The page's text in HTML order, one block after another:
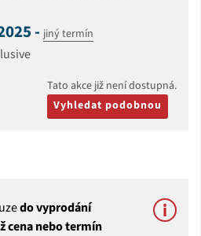
- jiný termín
Tato akce již není dostupná.
Vyhledat podobnou
do vyprodání
cena nebo termín